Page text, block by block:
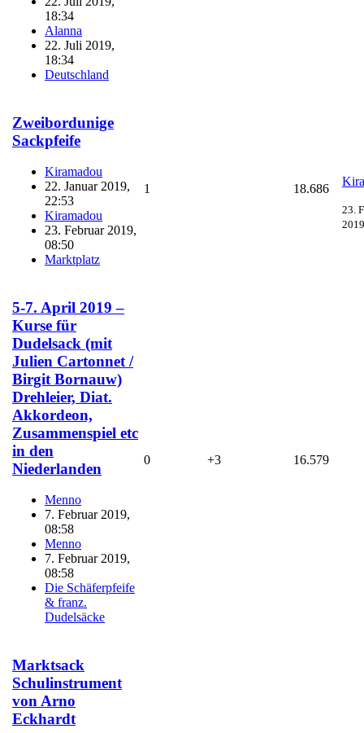
18:34
Alanna
22. Juli 2019,
18:34
Deutschland
Zweibordunige
Sackpfeife
Kiramadou
22. Januar 2019,
22:53
Kiramadou
23. Februar 2019,
08:50
Marktplatz
1 18.686
23.
5-7. April 2019 –
Kurse für
Dudelsack (mit
Julien Cartonnet /
Birgit Bornauw)
Drehleier, Diat.
Akkordeon,
Zusammenspiel etc
in den
Niederlanden
Menno
7. Februar 2019,
08:58
Menno
7. Februar 2019,
08:58
Die Schäferpfeife
& franz.
Dudelsäcke
0 +3 16.579
Marktsack
Schulinstrument
von Arno
Eckhardt